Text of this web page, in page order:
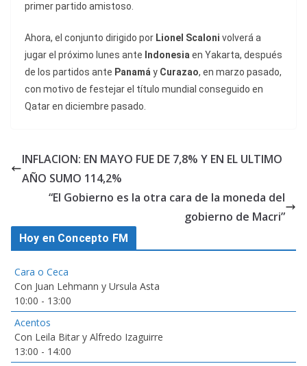
primer partido amistoso.
Ahora, el conjunto dirigido por Lionel Scaloni volverá a
jugar el próximo lunes ante Indonesiaen Yakarta, después
de los partidos ante Panamáy Curazao, en marzo pasado,
con motivo de festejar el título mundial conseguido en
Qatar en diciembre pasado.
INFLACION: EN MAYO FUE DE 7,8% Y EN EL ULTIMO
AÑO SUMO 114,2%
“El Gobierno es la otra cara de la moneda del
gobierno de Macri”
Hoy en Concepto FM
Cara o Ceca
Con Juan Lehmann y Ursula Asta
10:00 - 13:00
Acentos
Con Leila Bitar y Alfredo Izaguirre
13:00 - 14:00